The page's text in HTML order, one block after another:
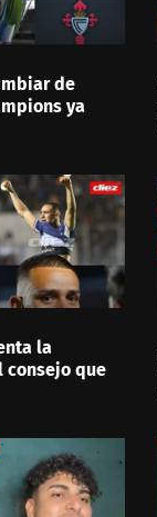
de
ya
la
consejo que